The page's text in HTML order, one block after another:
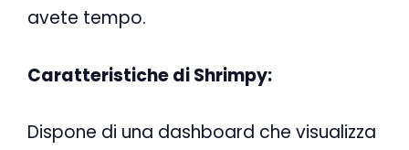
avete tempo.
Caratteristiche di Shrimpy:
Dispone di una dashboard che visualizza